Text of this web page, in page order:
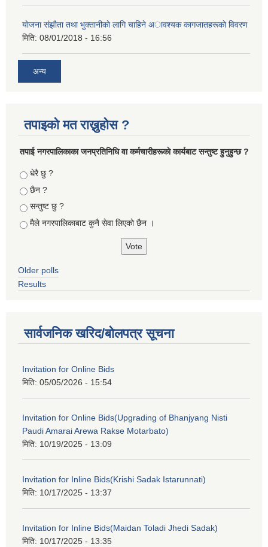
याेजना संझाैता तथा भुक्तानीकाे लागि चाहिने अावश्यक कागजातहरूकाे विवरण
मिति: 08/01/2018 - 16:56
अन्य
तपाइको मत राख्नुहोस ?
तपा‌ई नगरपालिकाका जनप्रतिनिधि वा कर्मचारीहरूकाे कार्यबाट सन्तुष्ट हुनुहुन्छ ?
Choices
धेरै छु ?
छैन ?
सन्तुष्ट छु ?
मैले नगरपालिकाबाट कुनै सेवा लिएकाे छैन ।
Older polls
Results
सार्वजनिक खरिद/बोलपत्र सूचना
Invitation for Online Bids
मिति: 05/05/2026 - 15:54
Invitation for Online Bids(Upgrading of Bhanjyang Nisti
Paudi Amarai Arewa Rakse Motarbato)
मिति: 10/19/2025 - 13:09
Invitation for Inline Bids(Krishi Sadak Istarunnati)
मिति: 10/17/2025 - 13:37
Invitation for Inline Bids(Maidan Toladi Jhedi Sadak)
मिति: 10/17/2025 - 13:35